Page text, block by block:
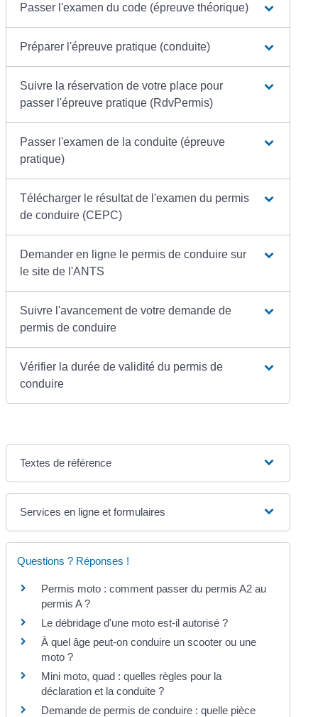
Passer l'examen du code (épreuve théorique)
Préparer l'épreuve pratique (conduite)
Suivre la réservation de votre place pour
passer l'épreuve pratique (RdvPermis)
Passer l'examen de la conduite (épreuve
pratique)
Télécharger le résultat de l'examen du permis
de conduire (CEPC)
Demander en ligne le permis de conduire sur
le site de l'ANTS
Suivre l'avancement de votre demande de
permis de conduire
Vérifier la durée de validité du permis de
conduire
Textes de référence
Services en ligne et formulaires
Questions ? Réponses !
Permis moto : comment passer du permis A2 au
permis A ?
Le débridage d'une moto est-il autorisé ?
À quel âge peut-on conduire un scooter ou une
moto ?
Mini moto, quad : quelles règles pour la
déclaration et la conduite ?
Demande de permis de conduire : quelle pièce